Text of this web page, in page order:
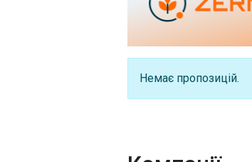
Немає пропозицій.